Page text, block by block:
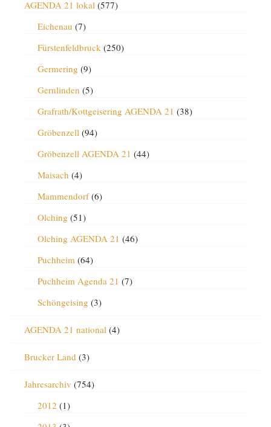
AGENDA 21 lokal (577)
Eichenau (7)
Fürstenfeldbruck (250)
Germering (9)
Gernlinden (5)
Grafrath/Kottgeisering AGENDA 21 (38)
Gröbenzell (94)
Gröbenzell AGENDA 21 (44)
Maisach (4)
Mammendorf(6)
Olching (51)
Olching AGENDA 21 (46)
Puchheim (64)
Puchheim Agenda 21 (7)
Schöngeising (3)
AGENDA 21 national (4)
Brucker Land (3)
Jahresarchiv (754)
2012 (1)